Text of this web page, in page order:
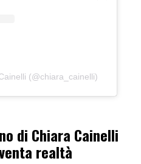
(@chiara_cainelli)
di Chiara Cainelli
realtà